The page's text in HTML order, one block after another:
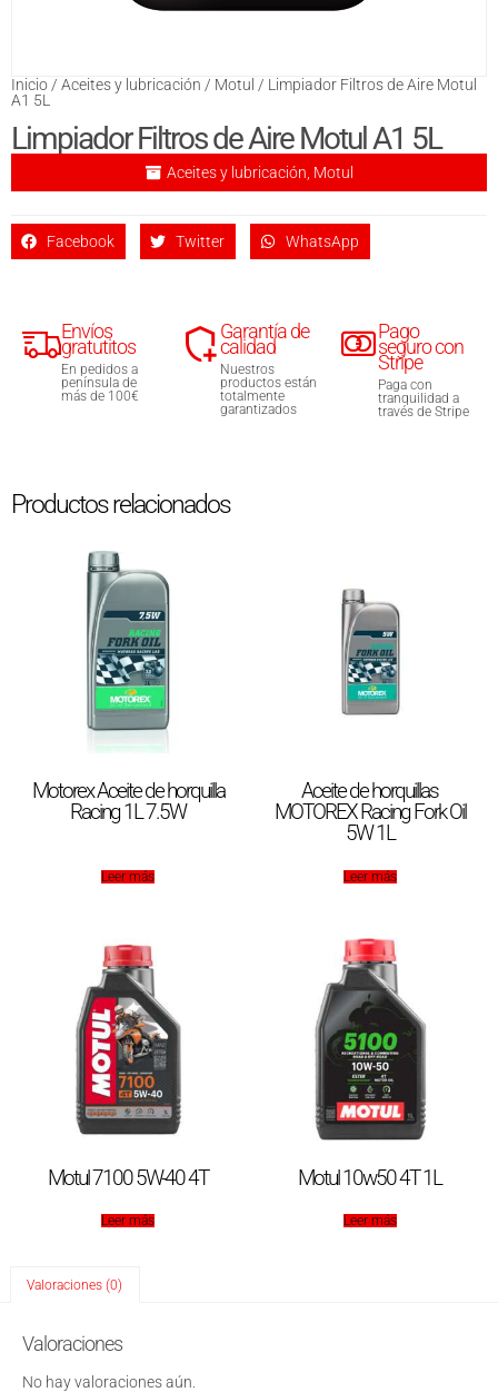
Inicio / Aceites y lubricación / Motul / Limpiador Filtros de Aire Motul
A1 5L
Limpiador Filtros de Aire Motul A1 5L
Aceites y lubricación Motul
Facebook Twitter WhatsApp
Envíos
gratutitos
En pedidos a
península de
más de 100€
Garantía de
calidad
Nuestros
productos están
totalmente
garantizados
Pago
seguro con
Stripe
Paga con
tranquilidad a
través de Stripe
Productos relacionados
Motorex Aceite de horquilla
Racing 1L 7.5W
Leer más
Aceite de horquillas
MOTOREX Racing Fork Oil
5W 1L
Leer más
Motul 7100 5W-40 4T
Leer más
Motul 10w50 4T 1L
Leer más
Valoraciones (0)
Valoraciones
No hay valoraciones aún.